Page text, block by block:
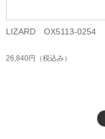
LIZARD OX5113-0254
26,840円 （税込み）